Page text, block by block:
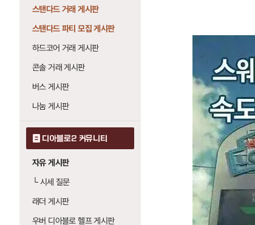
스탠다드 거래 게시판
스탠다드 파티 모집 게시판
하드코어 거래 게시판
콘솔 거래 게시판
버스 게시판
나눔 게시판
디아블로2 커뮤니티
자유 게시판
└시세 질문
래더 게시판
우버 디아블로 헬프 게시판